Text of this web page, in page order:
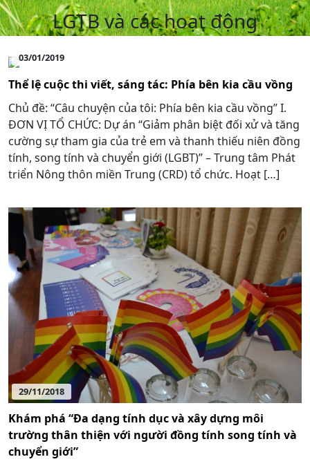
LGTB và các hoạt động
03/01/2019
Thể lệ cuộc thi viết, sáng tác: Phía bên kia cầu vồng
Chủ đề: “Câu chuyện của tôi: Phía bên kia cầu vồng” I.
ĐƠN VỊ TỔ CHỨC: Dự án “Giảm phân biệt đối xử và tăng
cường sự tham gia của trẻ em và thanh thiếu niên đồng
tính, song tính và chuyển giới (LGBT)” – Trung tâm Phát
triển Nông thôn miền Trung (CRD) tổ chức. Hoạt […]
29/11/2018
Khám phá “Đa dạng tính dục và xây dựng môi
trường thân thiện với người đồng tính song tính và
chuyển giới”